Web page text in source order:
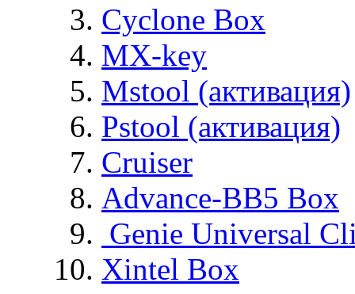
Cyclone Box
MX-key
Mstool (активация)
Pstool (активация)
Cruiser
Advance-BB5 Box
Genie Universal
Xintel Box